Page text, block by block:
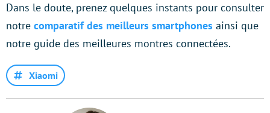
Dans le doute, prenez quelques instants pour consulter
notre comparatif des meilleurs smartphones ainsi que
notre guide des meilleures montres connectées.
Xiaomi